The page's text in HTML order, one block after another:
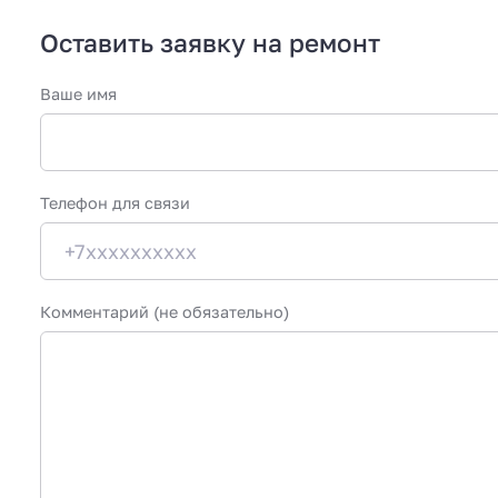
Оставить заявку на ремонт
Ваше имя
Телефон для связи
Комментарий (не обязательно)